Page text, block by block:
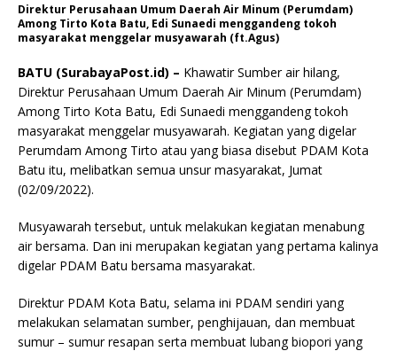
Direktur Perusahaan Umum Daerah Air Minum (Perumdam)
Among Tirto Kota Batu, Edi Sunaedi menggandeng tokoh
masyarakat menggelar musyawarah (ft.Agus)
BATU (SurabayaPost.id) – Khawatir Sumber air hilang,
Direktur Perusahaan Umum Daerah Air Minum (Perumdam)
Among Tirto Kota Batu, Edi Sunaedi menggandeng tokoh
masyarakat menggelar musyawarah. Kegiatan yang digelar
Perumdam Among Tirto atau yang biasa disebut PDAM Kota
Batu itu, melibatkan semua unsur masyarakat, Jumat
(02/09/2022).
Musyawarah tersebut, untuk melakukan kegiatan menabung
air bersama. Dan ini merupakan kegiatan yang pertama kalinya
digelar PDAM Batu bersama masyarakat.
Direktur PDAM Kota Batu, selama ini PDAM sendiri yang
melakukan selamatan sumber, penghijauan, dan membuat
sumur – sumur resapan serta membuat lubang biopori yang